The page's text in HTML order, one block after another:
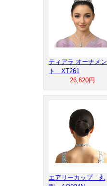
ティアラ オーナメン
ト XT261
26,620円
エアリーカップ 丸